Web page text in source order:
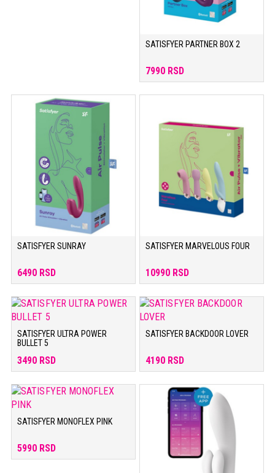
SATISFYER PARTNER BOX 2
7990 RSD
SATISFYER SUNRAY
6490 RSD
SATISFYER MARVELOUS FOUR
10990 RSD
SATISFYER ULTRA POWER
BULLET 5
3490 RSD
SATISFYER BACKDOOR LOVER
4190 RSD
SATISFYER MONOFLEX PINK
5990 RSD